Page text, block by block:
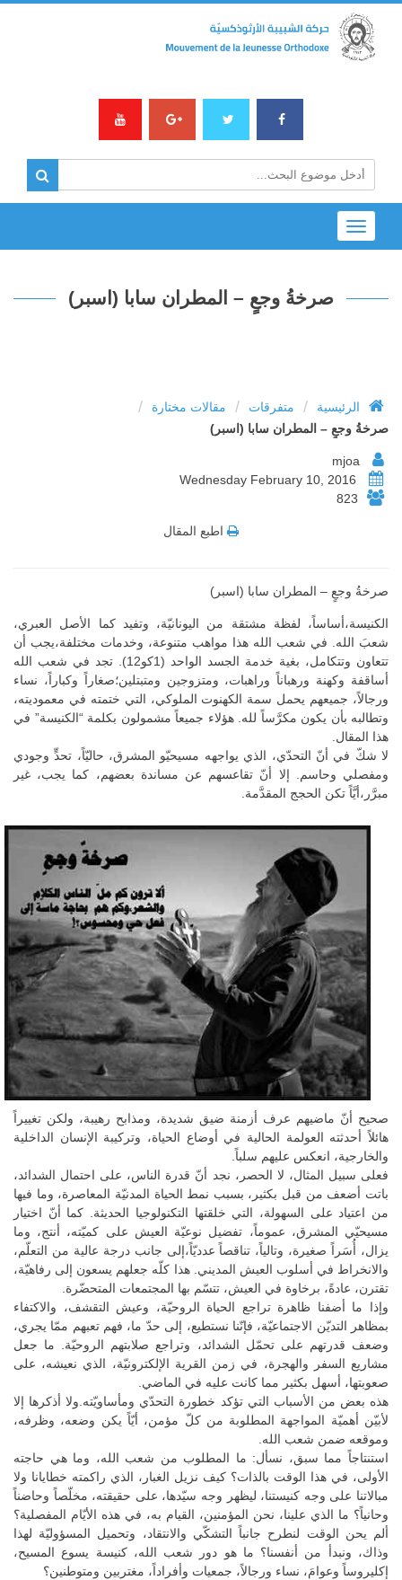
Toggle
navigation
صرخةُ وجعٍ – المطران سابا (اسبر)
الرئيسية / متفرقات / مقالات مختارة /
صرخةُ وجعٍ – المطران سابا (اسبر)
823
اطبع المقال
صرخةُ وجعٍ – المطران سابا (اسبر)
الكنيسة،أساساً، لفظة مشتقة من اليونانيّة، وتفيد كما الأصل العبري،
شعبَ الله. في شعب الله هذا مواهب متنوعة، وخدمات مختلفة،يجب أن
تتعاون وتتكامل، بغية خدمة الجسد الواحد (1كو12). تجد في شعب الله
أساقفة وكهنة ورهباناً وراهبات، ومتزوجين ومتبتلين؛صغاراً وكباراً، نساء
ورجالاً، جميعهم يحمل سمة الكهنوت الملوكي، التي ختمته في معموديته،
وتطالبه بأن يكون مكرَّساً لله. هؤلاء جميعاً مشمولون بكلمة “الكنيسة” في
هذا المقال.
لا شكّ في أنّ التحدّي، الذي يواجهه مسيحيّو المشرق، حاليّاً، تحدٍّ وجودي
ومفصلي وحاسم. إلا أنّ تقاعسهم عن مساندة بعضهم، كما يجب، غير
مبرَّر،أيَّاً تكن الحجج المقدَّمة.
صحيح أنّ ماضيهم عرف أزمنة ضيق شديدة، ومذابح رهيبة، ولكن تغييراً
هائلاً أحدثته العولمة الحالية في أوضاع الحياة، وتركيبة الإنسان الداخلية
والخارجية، انعكس عليهم سلباً.
فعلى سبيل المثال، لا الحصر، نجد أنّ قدرة الناس، على احتمال الشدائد،
باتت أضعف من قبل بكثير، بسبب نمط الحياة المدنيّة المعاصرة، وما فيها
من اعتياد على السهولة، التي خلقتها التكنولوجيا الحديثة. كما أنّ اختيار
مسيحيّي المشرق، عموماً، تفضيل نوعيّة العيش على كميّته، أنتج، وما
يزال، أُسَراً صغيرة، وتالياً، تناقصاً عدديّاً،إلى جانب درجة عالية من التعلّم،
والانخراط في أسلوب العيش المديني. هذا كلّه جعلهم يسعون إلى رفاهيّة،
تقترن، عادةً، برخاوة في العيش، تتسّم بها المجتمعات المتحضّرة.
وإذا ما أضفنا ظاهرة تراجع الحياة الروحيّة، وعيش التقشف، والاكتفاء
بمظاهر التديّن الاجتماعيّة، فإنّنا نستطيع، إلى حدّ ما، فهم تعبهم ممّا يجري،
وضعف قدرتهم على تحمّل الشدائد، وتراجع صلابتهم الروحيّة. ما جعل
مشاريع السفر والهجرة، في زمن القرية الإلكترونيّة، الذي نعيشه، على
صعوبتها، أسهل بكثير مما كانت عليه في الماضي.
هذه بعض من الأسباب التي تؤكد خطورة التحدّي ومأساويّته.ولا أذكرها إلا
لأبيّن أهميّة المواجهة المطلوبة من كلّ مؤمن، أيّاً يكن وضعه، وظرفه،
وموقعه ضمن شعب الله.
استنتاجاً مما سبق، نسأل: ما المطلوب من شعب الله، وما هي حاجته
الأولى، في هذا الوقت بالذات؟ كيف نزيل الغبار، الذي راكمته خطايانا ولا
مبالاتنا على وجه كنيستنا، ليظهر وجه سيّدها، على حقيقته، مخلّصاً وحاضناً
وحانياً؟ ما الذي علينا، نحن المؤمنين، القيام به، في هذه الأيّام المفصلية؟
ألم يحن الوقت لنطرح جانباً التشكّي والانتقاد، وتحميل المسؤوليّة لهذا
وذاك، ونبدأ من أنفسنا؟ ما هو دور شعب الله، كنيسة يسوع المسيح،
إكليروساً وعوامَ، نساء ورجالاً، جمعيات وأفراداً، مغتربين ومتوطنين؟